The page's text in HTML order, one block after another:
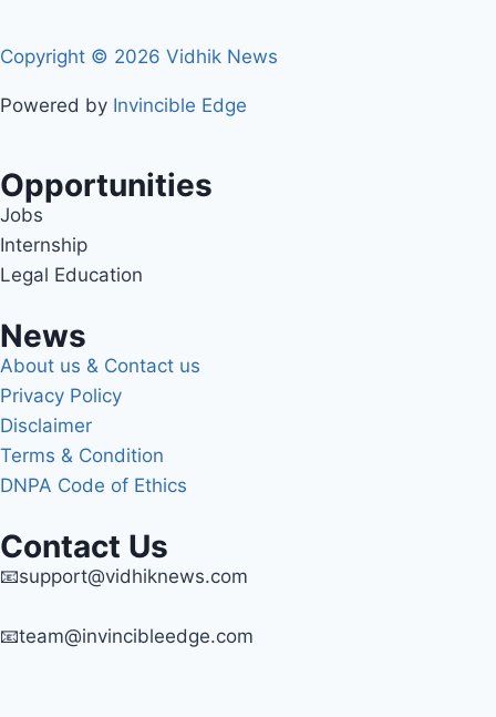
Copyright © 2026 Vidhik News
Powered by Invincible Edge
Opportunities
Jobs
Internship
Legal Education
News
About us & Contact us
Privacy Policy
Disclaimer
Terms & Condition
DNPA Code of Ethics
Contact Us
📧support@vidhiknews.com
📧team@invincibleedge.com